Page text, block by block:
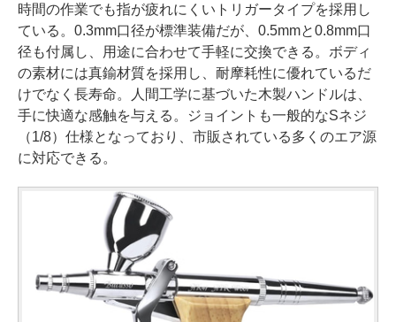
時間の作業でも指が疲れにくいトリガータイプを採用し
ている。0.3mm口径が標準装備だが、0.5mmと0.8mm口
径も付属し、用途に合わせて手軽に交換できる。ボディ
の素材には真鍮材質を採用し、耐摩耗性に優れているだ
けでなく長寿命。人間工学に基づいた木製ハンドルは、
手に快適な感触を与える。ジョイントも一般的なSネジ
（1/8）仕様となっており、市販されている多くのエア源
に対応できる。